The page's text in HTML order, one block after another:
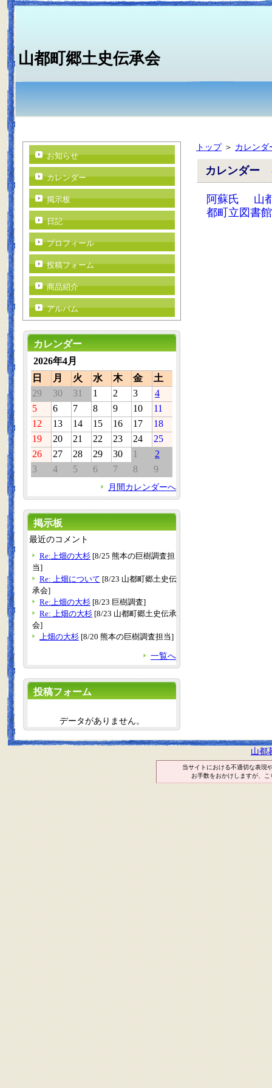
山都町郷土史伝承会
トップ＞ カレンダ
カレンダー
阿蘇氏
山
都町立図書館
お知らせ
カレンダー
掲示板
日記
プロフィール
投稿フォーム
商品紹介
アルバム
カレンダー
2026年4月
日
月 火 水 木 金
土
29
30 31 1 2 3
4
5
6 7 8 9 10
11
12
13 14 15 16 17
18
19
20 21 22 23 24
25
26
27 28 29 30 1
2
3
4 5 6 7 8 9
月間カレンダーへ
掲示板
最近のコメント
Re:上畑の大杉 [8/25 熊本の巨樹調査担
当]
Re: 上畑について [8/23 山都町郷土史伝
承会]
Re:上畑の大杉 [8/23 巨樹調査]
Re: 上畑の大杉 [8/23 山都町郷土史伝承
会]
上畑の大杉 [8/20 熊本の巨樹調査担当]
一覧へ
投稿フォーム
データがありません。
山都
当サイトにおける不適切な表現
お手数をおかけしますが、こ